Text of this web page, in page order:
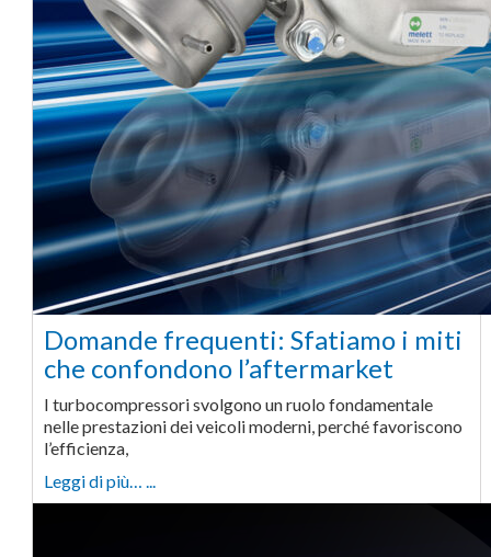
Domande frequenti: Sfatiamo i miti
che confondono l’aftermarket
I turbocompressori svolgono un ruolo fondamentale
nelle prestazioni dei veicoli moderni, perché favoriscono
l’efficienza,
Leggi di più… ...